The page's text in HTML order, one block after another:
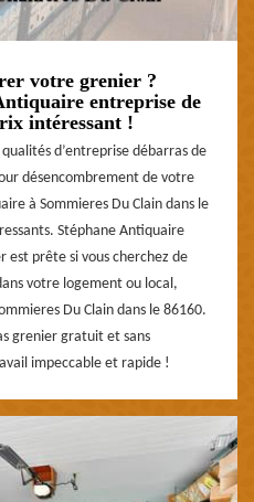
votre grenier ?
entreprise de
intéressant !
d’entreprise débarras de
désencombrement de votre
à Sommieres Du Clain dans le
Stéphane Antiquaire
est prête si vous cherchez de
votre logement ou local,
Du Clain dans le 86160.
grenier gratuit et sans
impeccable et rapide !